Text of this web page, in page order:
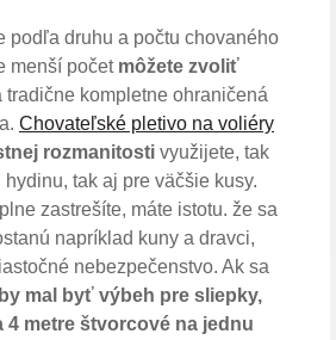
podľa druhu a počtu chovaného
menší počet môžete zvoliť
tradične kompletne ohraničená
Chovateľské pletivo na voliéry
rozmanitosti využijete, tak
tak aj pre väčšie kusy.
zastrešíte, máte istotu. že sa
napríklad kuny a dravci,
nebezpečenstvo. Ak sa
mal byť výbeh pre sliepky,
4 metre štvorcové na jednu